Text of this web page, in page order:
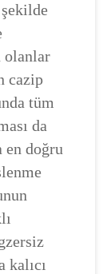
olanlar
cazip
tüm
da
en doğru